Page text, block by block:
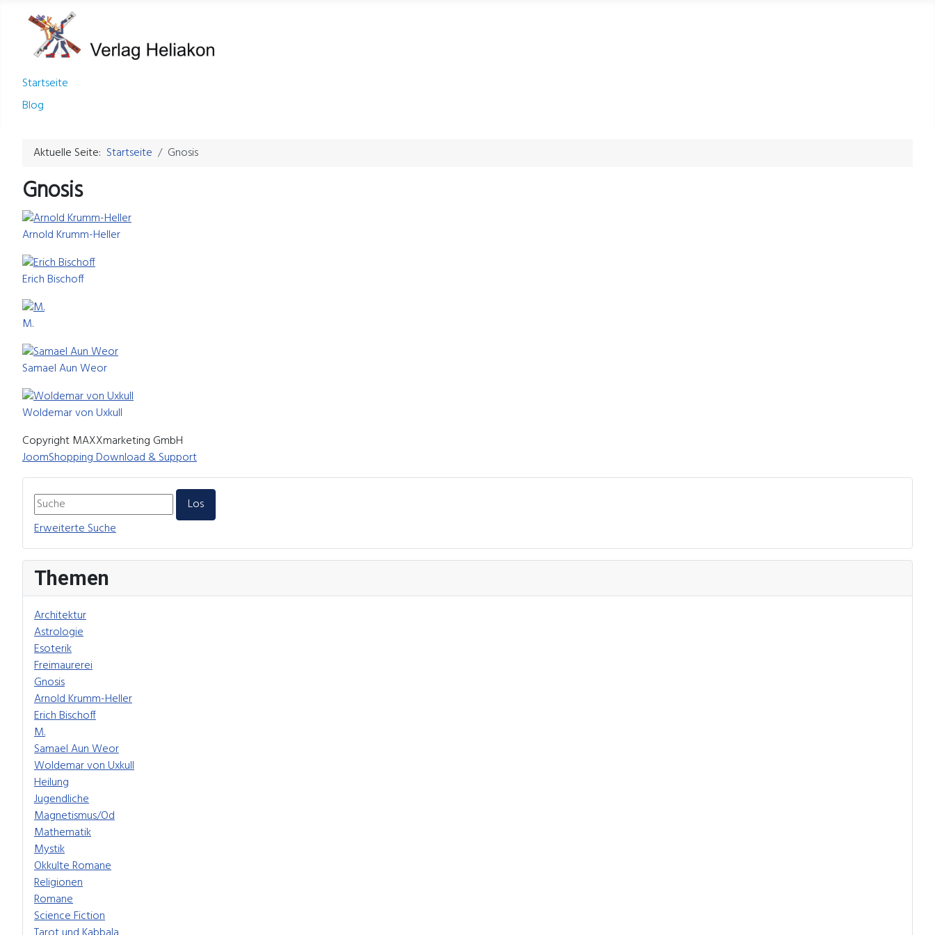
Startseite
Blog
Erweiterte Suche
Themen
Architektur
Astrologie
Esoterik
Freimaurerei
Gnosis
Arnold Krumm-Heller
Erich Bischoff
M.
Samael Aun Weor
Woldemar von Uxkull
Heilung
Jugendliche
Magnetismus/Od
Mathematik
Mystik
Okkulte Romane
Religionen
Romane
Science Fiction
Aktuelle Seite: Startseite Gnosis
Gnosis
Arnold Krumm-Heller
Erich Bischoff
M.
Samael Aun Weor
Woldemar von Uxkull
Copyright MAXXmarketing GmbH
JoomShopping Download & Support